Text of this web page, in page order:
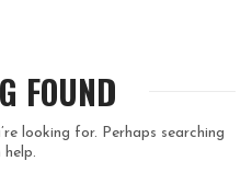
FOUND
looking for. Perhaps searching
help.